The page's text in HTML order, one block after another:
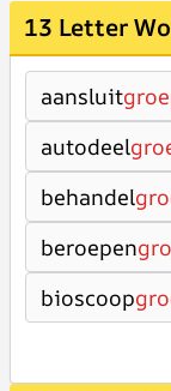
13 Letter
aansluit
autodeel
behandel
beroepen
bioscoop